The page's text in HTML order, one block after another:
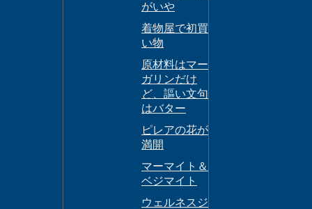
がいや
着物屋で初買
い物
原材料はマー
ガリンだけ
ど、謳い文句
はバター
ピレアの花が
満開
マーマイト＆
ベジマイト
ウェルネスジ